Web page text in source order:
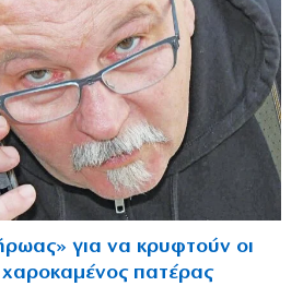
για να κρυφτούν οι
πατέρας